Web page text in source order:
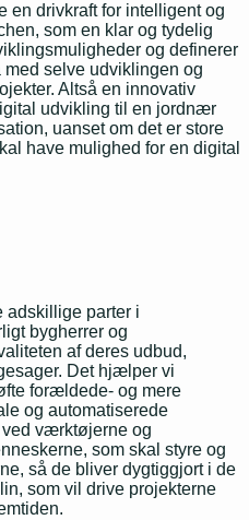
en drivkraft for intelligent og
som en klar og tydelig
og definerer
selve udviklingen og
Altså en innovativ
udvikling til en jordnær
uanset om det er store
have mulighed for en digital
adskillige parter i
bygherrer og
af deres udbud,
Det hjælper vi
forældede- og mere
og automatiserede
ved værktøjerne og
som skal styre og
så de bliver dygtiggjort i de
som vil drive projekterne